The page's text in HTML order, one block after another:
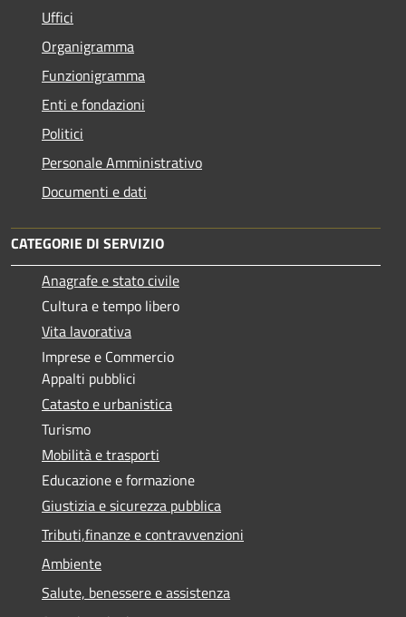
Uffici
Organigramma
Funzionigramma
Enti e fondazioni
Politici
Personale Amministrativo
Documenti e dati
CATEGORIE DI SERVIZIO
Anagrafe e stato civile
Cultura e tempo libero
Vita lavorativa
Imprese e Commercio
Appalti pubblici
Catasto e urbanistica
Turismo
Mobilità e trasporti
Educazione e formazione
Giustizia e sicurezza pubblica
Tributi,finanze e contravvenzioni
Ambiente
Salute, benessere e assistenza